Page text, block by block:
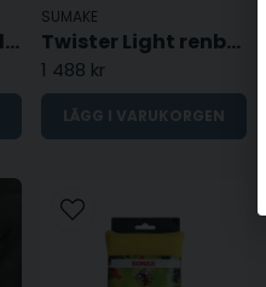
Twister MAX Renblåsningspistol
SUMAKE
Twister Light renblåsningspistol
1 488 kr
LÄGG I VARUKORGEN